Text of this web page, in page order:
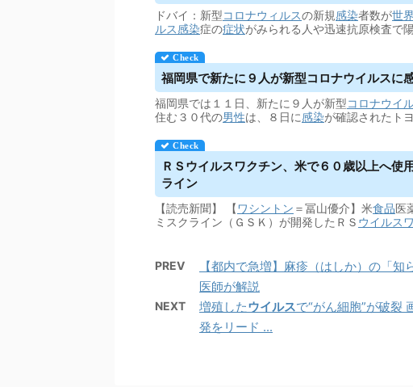
ドバイ：新型コロナウィルスの新規感染者数が世界
ルス感染症の症状がみられる人や迅速抗原検査で
福岡県で新たに９人が新型コロナウイルスに
福岡県では１１日、新たに９人が新型コロナウイ
住む３０代の男性は、８日に感染が確認されたト
ＲＳ ウイルスワクチン、米で６０歳以上へ使
ライン
【読売新聞】 【 ワシントン ＝冨山優介】米食品医
ミスクライン（ＧＳＫ）が開発したＲＳ ウイルス
PREV
【都内で急増】麻疹（はしか）の「
医師が解説
NEXT 増殖したウイルスで“がん細胞”が破裂
発をリード ...